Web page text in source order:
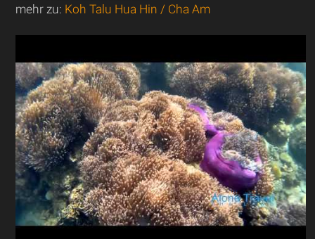
mehr zu: Koh Talu Hua Hin / Cha Am